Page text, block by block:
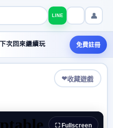
LINE 👤
次回來繼續玩 免費註冊
❤收藏遊戲
⛶ Fullscreen